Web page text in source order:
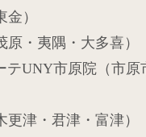
院（東金） ０
原・夷隅・大多喜
テUNY市原院（市原
更津・君津・富津